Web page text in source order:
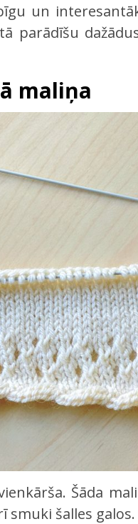
un
parādīšu
maliņa
Šāda
smuki šalles galos.